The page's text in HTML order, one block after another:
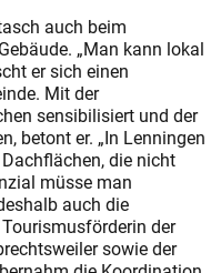
auch beim
„Man kann lokal
er sich einen
Mit der
sensibilisiert und der
betont er. „In Lenningen
die nicht
müsse man
auch die
der
sowie der